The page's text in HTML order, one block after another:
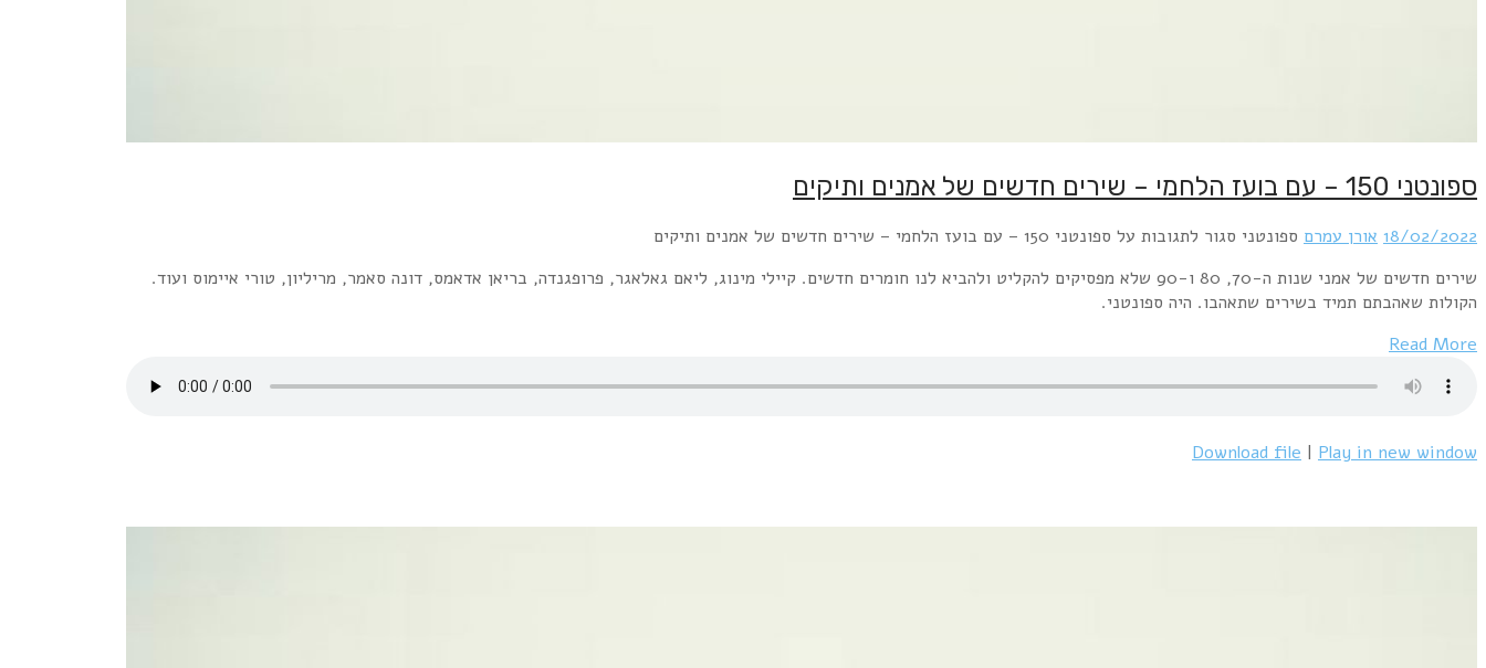
ספונטני 150 – עם בועז הלחמי – שירים חדשים של אמנים ותיקים
18/02/2022 אורן עמרם ספונטני סגור לתגובות על ספונטני 150 – עם בועז הלחמי – שירים חדשים של אמנים ותיקים
שירים חדשים של אמני שנות ה-70, 80 ו-90 שלא מפסיקים להקליט ולהביא לנו חומרים חדשים. קיילי מינוג, ליאם גאלאגר, פרופגנדה, בריאן אדאמס, דונה סאמר, מריליון, טורי איימוס ועוד.
הקולות שאהבתם תמיד בשירים שתאהבו. היה ספונטני.
Read More
Download file | Play in new window